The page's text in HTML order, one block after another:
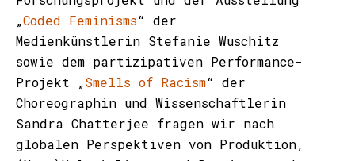
„Coded Feminisms“ der
Medienkünstlerin Stefanie Wuschitz
sowie dem partizipativen Performance-
Projekt „Smells of Racism“ der
Choreographin und Wissenschaftlerin
Sandra Chatterjee fragen wir nach
globalen Perspektiven von Produktion,